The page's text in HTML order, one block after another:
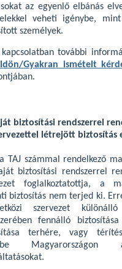
az egyenlő elbánás
veheti igénybe,
személyek.
kapcsolatban további
Gyakran ismételt
biztosítási rendszerrel
létrejött biztosítás
TAJ számmal rendelkező
biztosítási rendszerrel
foglalkoztatottja, a
biztosítás nem terjed ki.
szervezet különálló
fennálló
terhére, vagy
Magyarországon